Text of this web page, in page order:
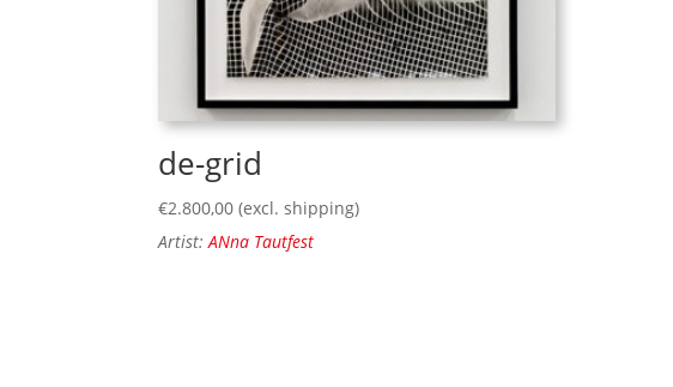
de-grid
€2.800,00 (excl. shipping)
Artist: ANna Tautfest